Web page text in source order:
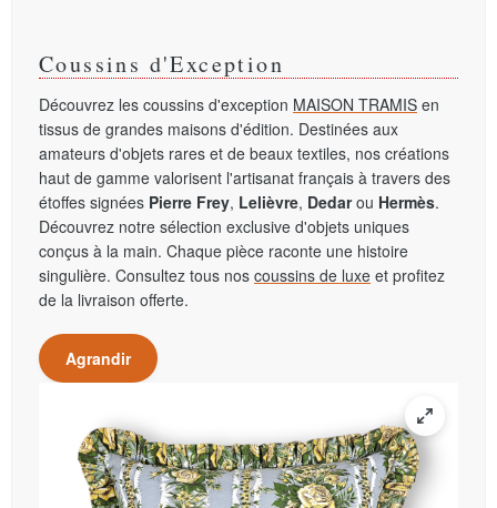
Coussins d'Exception
Découvrez les coussins d'exception MAISON TRAMIS en
tissus de grandes maisons d'édition. Destinées aux
amateurs d'objets rares et de beaux textiles, nos créations
haut de gamme valorisent l'artisanat français à travers des
étoffes signées Pierre Frey, Lelièvre, Dedarou Hermès.
Découvrez notre sélection exclusive d'objets uniques
conçus à la main. Chaque pièce raconte une histoire
singulière. Consultez tous nos coussins de luxe et profitez
de la livraison offerte.
Agrandir